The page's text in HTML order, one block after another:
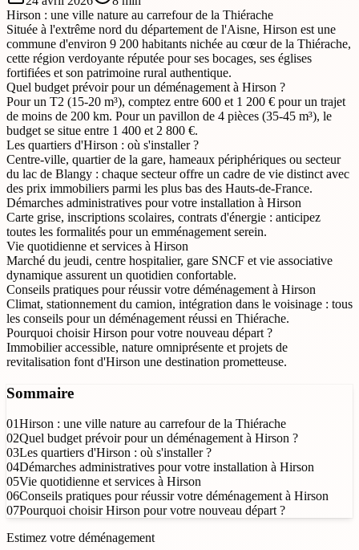
Hirson : une ville nature au carrefour de la Thiérache
Située à l'extrême nord du département de l'Aisne, Hirson est une
commune d'environ 9 200 habitants nichée au cœur de la Thiérache,
cette région verdoyante réputée pour ses bocages, ses églises
fortifiées et son patrimoine rural authentique.
Quel budget prévoir pour un déménagement à Hirson ?
Pour un T2 (15-20 m³), comptez entre 600 et 1 200 € pour un trajet
de moins de 200 km. Pour un pavillon de 4 pièces (35-45 m³), le
budget se situe entre 1 400 et 2 800 €.
Les quartiers d'Hirson : où s'installer ?
Centre-ville, quartier de la gare, hameaux périphériques ou secteur
du lac de Blangy : chaque secteur offre un cadre de vie distinct avec
des prix immobiliers parmi les plus bas des Hauts-de-France.
Démarches administratives pour votre installation à Hirson
Carte grise, inscriptions scolaires, contrats d'énergie : anticipez
toutes les formalités pour un emménagement serein.
Vie quotidienne et services à Hirson
Marché du jeudi, centre hospitalier, gare SNCF et vie associative
dynamique assurent un quotidien confortable.
Conseils pratiques pour réussir votre déménagement à Hirson
Climat, stationnement du camion, intégration dans le voisinage : tous
les conseils pour un déménagement réussi en Thiérache.
Pourquoi choisir Hirson pour votre nouveau départ ?
Immobilier accessible, nature omniprésente et projets de
revitalisation font d'Hirson une destination prometteuse.
Sommaire
01Hirson : une ville nature au carrefour de la Thiérache
02Quel budget prévoir pour un déménagement à Hirson ?
03Les quartiers d'Hirson : où s'installer ?
04Démarches administratives pour votre installation à Hirson
05Vie quotidienne et services à Hirson
06Conseils pratiques pour réussir votre déménagement à Hirson
07Pourquoi choisir Hirson pour votre nouveau départ ?
Estimez votre déménagement